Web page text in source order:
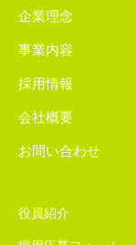
企業理念
事業内容
採用情報
会社概要
お問い合わせ
役員紹介